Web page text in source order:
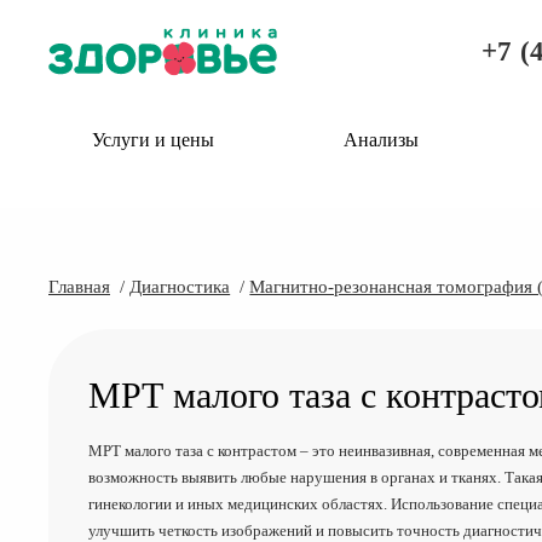
+7
Услуги и цены Анализы
Главная Диагностика Магнитно-резонансная
МРТ малого таза с
МРТ малого таза с контрастом – это неинвазивная, современная
возможность выявить любые нарушения в органах и тканях.
гинекологии и иных медицинских областях. Использование
улучшить четкость изображений и повысить точность